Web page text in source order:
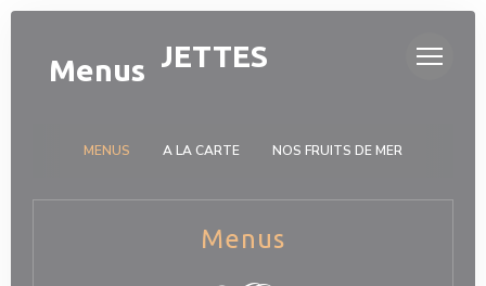
Personalizing your cookie choices
OH ! MOUETTES
Menus
Menus
MENUS A LA CARTE NOS FRUITS DE MER